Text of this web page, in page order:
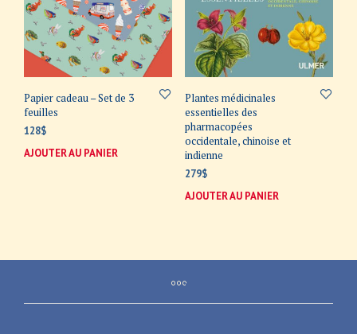
la
page
produit
Papier cadeau – Set de 3
feuilles
128$
AJOUTER AU PANIER
Plantes médicinales
essentielles des
pharmacopées
occidentale, chinoise et
indienne
279$
AJOUTER AU PANIER